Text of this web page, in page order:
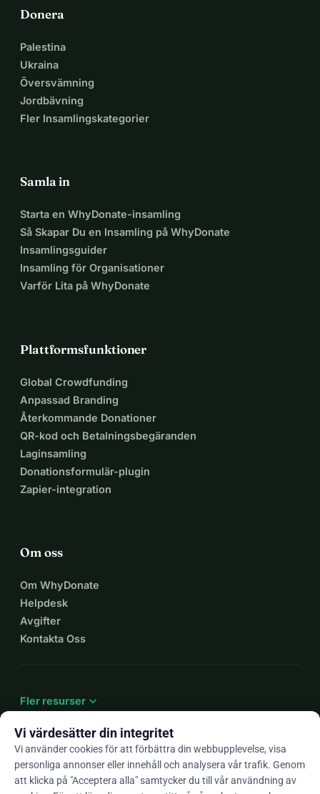
Donera
Palestina
Ukraina
Översvämning
Jordbävning
Fler Insamlingskategorier
Samla in
Starta en WhyDonate-insamling
Så Skapar Du en Insamling på WhyDonate
Insamlingsguider
Insamling för Organisationer
Varför Lita på WhyDonate
Plattformsfunktioner
Global Crowdfunding
Anpassad Branding
Återkommande Donationer
QR-kod och Betalningsbegäranden
Laginsamling
Donationsformulär-plugin
Zapier-integration
Om oss
Om WhyDonate
Helpdesk
Avgifter
Kontakta Oss
Fler resurser expand_more
Sv arrow_drop_down
Vi värdesätter din integritet
Vi använder cookies för att förbättra din webbupplevelse, visa
personliga annonser eller innehåll och analysera vår trafik. Genom
att klicka på "Acceptera alla" samtycker du till vår användning av